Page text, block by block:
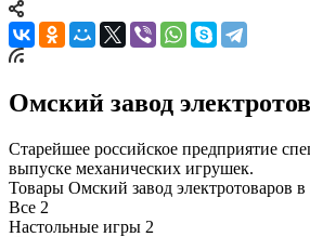
Омский завод
Старейшее российское предприятие
выпуске механических игрушек.
Товары Омский завод электротоваров
Все 2
Настольные игры 2